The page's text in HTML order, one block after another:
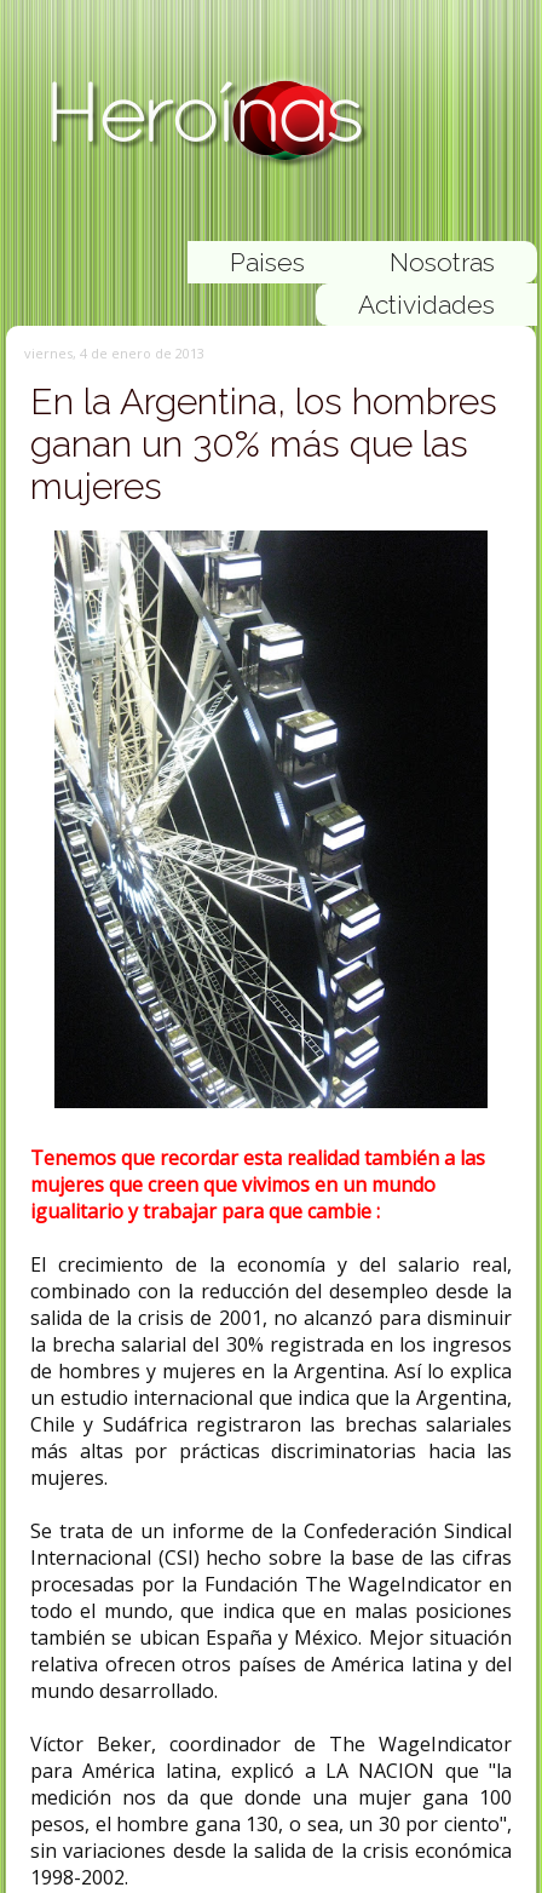
Nosotras
Paises
Actividades
viernes, 4 de enero de 2013
En la Argentina, los hombres
ganan un 30% más que las
mujeres
Tenemos que recordar esta realidad también a las
mujeres que creen que vivimos en un mundo
igualitario y trabajar para que cambie :
El crecimiento de la economía y del salario real,
combinado con la reducción del desempleo desde la
salida de la crisis de 2001, no alcanzó para disminuir
la brecha salarial del 30% registrada en los ingresos
de hombres y mujeres en la Argentina. Así lo explica
un estudio internacional que indica que la Argentina,
Chile y Sudáfrica registraron las brechas salariales
más altas por prácticas discriminatorias hacia las
mujeres.
Se trata de un informe de la Confederación Sindical
Internacional (CSI) hecho sobre la base de las cifras
procesadas por la Fundación The WageIndicator en
todo el mundo, que indica que en malas posiciones
también se ubican España y México. Mejor situación
relativa ofrecen otros países de América latina y del
mundo desarrollado.
Víctor Beker, coordinador de The WageIndicator
para América latina, explicó a LA NACION que "la
medición nos da que donde una mujer gana 100
pesos, el hombre gana 130, o sea, un 30 por ciento",
sin variaciones desde la salida de la crisis económica
1998-2002.